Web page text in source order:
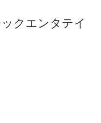
クエンタテイ